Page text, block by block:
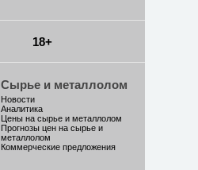
18+
Сырье и металлолом
Новости
Аналитика
Цены на сырье и металлолом
Прогнозы цен на сырье и
металлолом
Коммерческие предложения